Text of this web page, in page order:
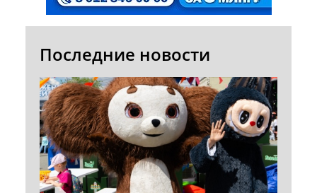
Последние новости